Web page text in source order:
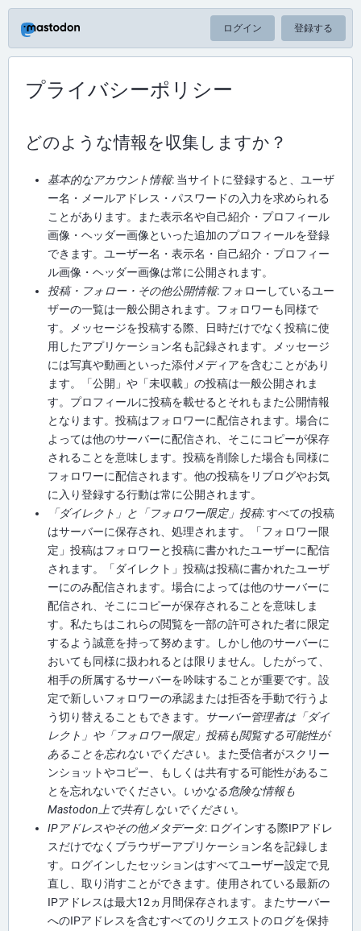
ログイン 登録する
プライバシーポリシー
どのような情報を収集しますか？
基本的なアカウント情報: 当サイトに登録すると、ユーザ
ー名・メールアドレス・パスワードの入力を求められる
ことがあります。また表示名や自己紹介・プロフィール
画像・ヘッダー画像といった追加のプロフィールを登録
できます。ユーザー名・表示名・自己紹介・プロフィー
ル画像・ヘッダー画像は常に公開されます。
投稿・フォロー・その他公開情報: フォローしているユー
ザーの一覧は一般公開されます。フォロワーも同様で
す。メッセージを投稿する際、日時だけでなく投稿に使
用したアプリケーション名も記録されます。メッセージ
には写真や動画といった添付メディアを含むことがあり
ます。「公開」や「未収載」の投稿は一般公開されま
す。プロフィールに投稿を載せるとそれもまた公開情報
となります。投稿はフォロワーに配信されます。場合に
よっては他のサーバーに配信され、そこにコピーが保存
されることを意味します。投稿を削除した場合も同様に
フォロワーに配信されます。他の投稿をリブログやお気
に入り登録する行動は常に公開されます。
「ダイレクト」と「フォロワー限定」投稿: すべての投稿
はサーバーに保存され、処理されます。「フォロワー限
定」投稿はフォロワーと投稿に書かれたユーザーに配信
されます。「ダイレクト」投稿は投稿に書かれたユーザ
ーにのみ配信されます。場合によっては他のサーバーに
配信され、そこにコピーが保存されることを意味しま
す。私たちはこれらの閲覧を一部の許可された者に限定
するよう誠意を持って努めます。しかし他のサーバーに
おいても同様に扱われるとは限りません。したがって、
相手の所属するサーバーを吟味することが重要です。設
定で新しいフォロワーの承認または拒否を手動で行うよ
う切り替えることもできます。
サーバー管理者は「ダイ
レクト」や「フォロワー限定」投稿も閲覧する可能性が
あることを忘れないでください。
また受信者がスクリー
ンショットやコピー、もしくは共有する可能性があるこ
とを忘れないでください。
いかなる危険な情報も
Mastodon上で共有しないでください。
IPアドレスやその他メタデータ: ログインする際IPアドレ
スだけでなくブラウザーアプリケーション名を記録しま
す。ログインしたセッションはすべてユーザー設定で見
直し、取り消すことができます。使用されている最新の
IPアドレスは最大12ヵ月間保存されます。またサーバー
へのIPアドレスを含むすべてのリクエストのログを保持